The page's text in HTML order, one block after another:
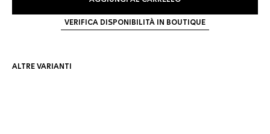
VERIFICA DISPONIBILITÀ IN BOUTIQUE
ALTRE VARIANTI